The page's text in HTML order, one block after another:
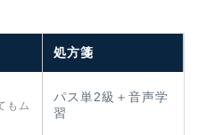
処方箋
もム
パス単2級＋音声学
習